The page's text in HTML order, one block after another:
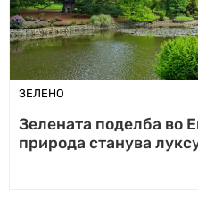
ЗЕЛЕНО
Зелената поделба во
природа станува